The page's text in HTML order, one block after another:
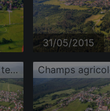
31/05/2015
Champs agricoles et terres arables